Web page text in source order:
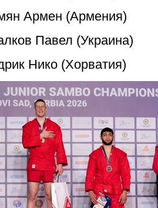
Армен (Армения)
Павел (Украина)
Нико (Хорватия)